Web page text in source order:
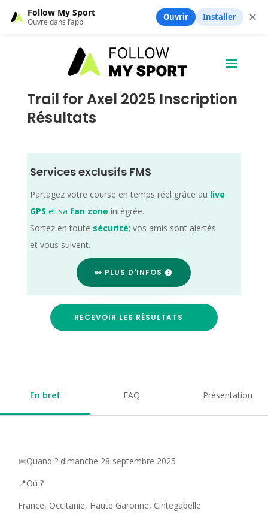
Trail for Axel 2025 Inscription
Résultats
Services exclusifs FMS
Partagez votre course en temps réel grâce au live
GPS et sa fan zone intégrée.
Sortez en toute sécurité; vos amis sont alertés
et vous suivent.
👀 PLUS D'INFOS
RECEVOIR LES RÉSULTATS
En bref FAQ Présentation
📅Quand ? dimanche 28 septembre 2025
📍Où ?
France, Occitanie, Haute Garonne, Cintegabelle
Follow My Sport
Ouvre dans l’app Ouvrir Installer ✕